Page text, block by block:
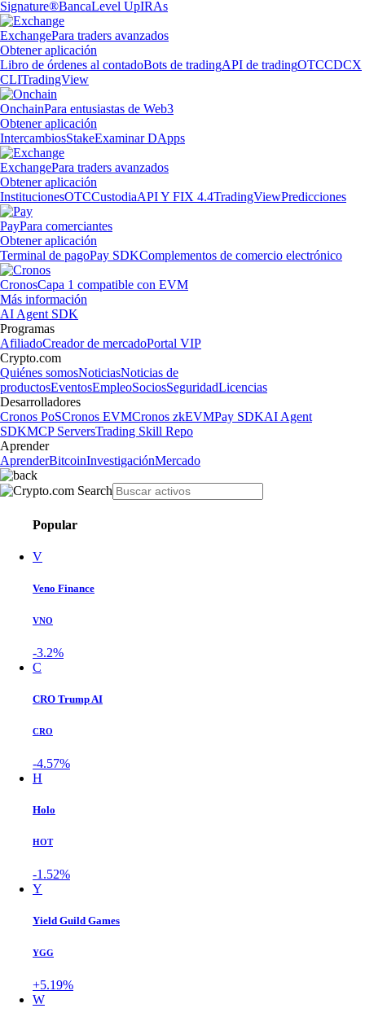
Signature®BancaLevel UpIRAs
ExchangePara traders avanzados
Obtener aplicación
Libro de órdenes al contadoBots de tradingAPI de tradingOTCCDCX
CLITradingView
OnchainPara entusiastas de Web3
Obtener aplicación
IntercambiosStakeExaminar DApps
ExchangePara traders avanzados
Obtener aplicación
InstitucionesOTCCustodiaAPI Y FIX 4.4TradingViewPredicciones
PayPara comerciantes
Obtener aplicación
Terminal de pagoPay SDKComplementos de comercio electrónico
CronosCapa 1 compatible con EVM
Más información
AI Agent SDK
Programas
AfiliadoCreador de mercadoPortal VIP
Crypto.com
Quiénes somosNoticiasNoticias de
productosEventosEmpleoSociosSeguridadLicencias
Desarrolladores
Cronos PoSCronos EVMCronos zkEVMPay SDKAI Agent
SDKMCP ServersTrading Skill Repo
Aprender
AprenderBitcoinInvestigaciónMercado
Popular
V
Veno Finance
VNO
-3.2%
C
CRO Trump AI
CRO
-4.57%
H
Holo
HOT
-1.52%
Y
Yield Guild Games
YGG
+5.19%
W